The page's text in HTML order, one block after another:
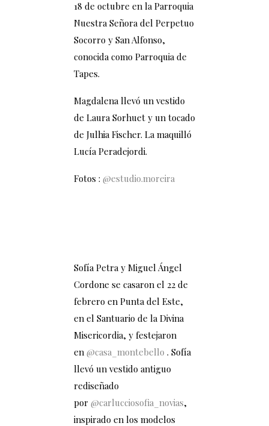
18 de octubre en la Parroquia
Nuestra Señora del Perpetuo
Socorro y San Alfonso,
conocida como Parroquia de
Tapes.
Magdalena llevó un vestido
de Laura Sorhuet y un tocado
de Julhia Fischer. La maquilló
Lucía Peradejordi.
Fotos : @estudio.moreira
Sofía Petra y Miguel Ángel
Cordone se casaron el 22 de
febrero en Punta del Este,
en el Santuario de la Divina
Misericordia, y festejaron
en @casa_montebello . Sofía
llevó un vestido antiguo
rediseñado
por @carlucciosofia_novias,
inspirado en los modelos